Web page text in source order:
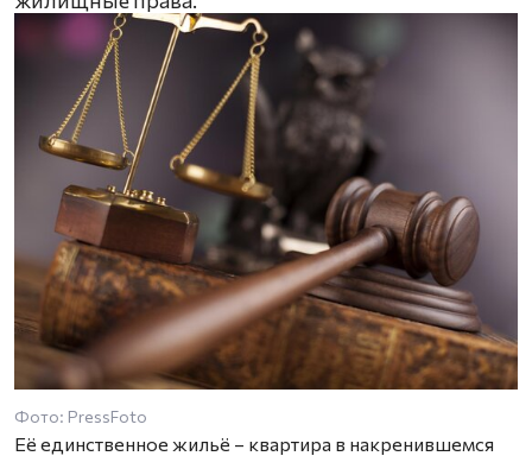
Фото: PressFoto
Её единственное жильё – квартира в накренившемся